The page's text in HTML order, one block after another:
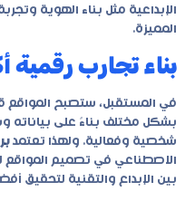
الإبداعية مثل بناء الهوية
المميزة.
بناء تجارب رقمية
في المستقبل، ستصبح المواقع
بشكل مختلف بناءً على بياناته
شخصية وفعالية. ولهذا تعتمد
الاصطناعي في تصميم المواقع
بين الإبداع والتقنية لتحقيق